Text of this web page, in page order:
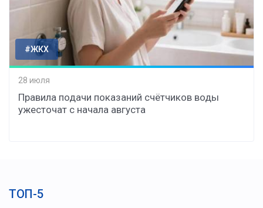
#ЖКХ
28 июля
Правила подачи показаний счётчиков воды
ужесточат с начала августа
ТОП-5